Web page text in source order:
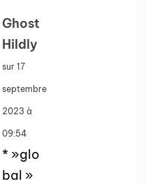
Ghost
Hildly
sur 17
septembre
2023 à
09:54
* »glo
bal »